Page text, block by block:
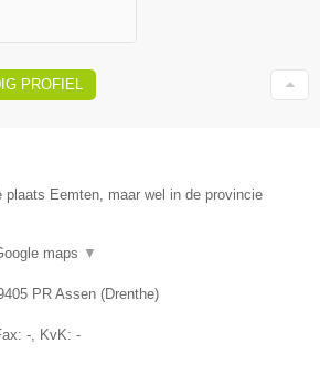
PROFIEL
plaats Eemten, maar wel in de provincie
maps ▼
PR Assen (Drenthe)
- , KvK: -